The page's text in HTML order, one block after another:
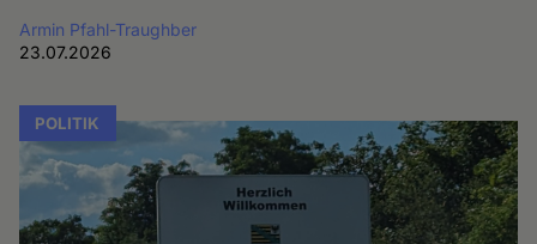
Armin Pfahl-Traughber
23.07.2026
POLITIK